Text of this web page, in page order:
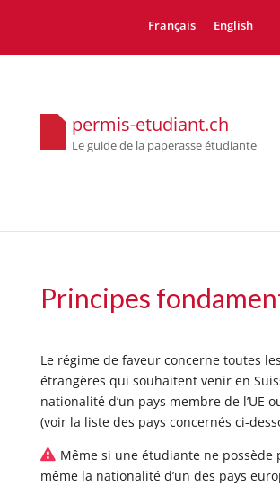
Français English
permis-etudiant.ch
Le guide de la paperasse étudiante
Principes
Le régime de faveur concerne toutes
étrangères qui souhaitent venir en
nationalité d’un pays membre de l’UE
(voir la liste des pays concernés ci-
Même si une étudiante ne possède
même la nationalité d’un des pays